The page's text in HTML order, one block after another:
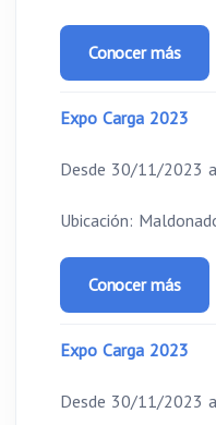
Conocer más
Expo Carga 2023
Desde 30/11/2023
Ubicación:
Conocer más
Expo Carga 2023
Desde 30/11/2023